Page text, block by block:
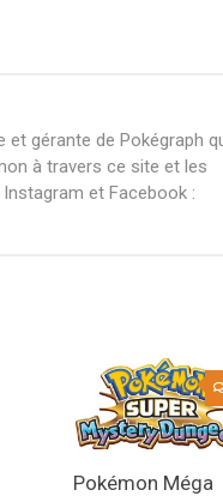
et gérante de Pokégraph
à travers ce site et les
et Facebook :
Pokémon Méga